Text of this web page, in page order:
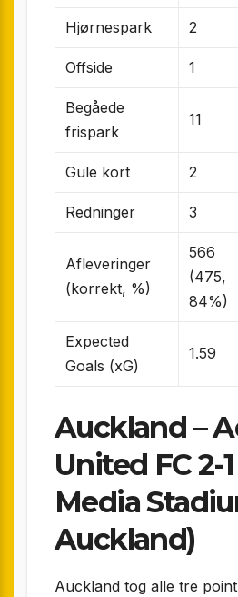
Hjørnespark 2
Offside 1
Begåede
frispark
11
Gule kort 2
Redninger 3
Afleveringer
(korrekt, %)
566
(475,
84%)
Expected
Goals (xG)
1.59
Auckland –
United FC 2-
Media
Auckland)
Auckland tog alle tre